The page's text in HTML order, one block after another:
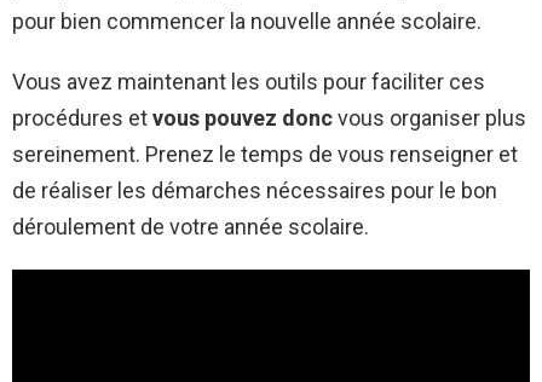
pour bien commencer la nouvelle année scolaire.
Vous avez maintenant les outils pour faciliter ces
procédures etvous pouvez doncvous organiser plus
sereinement. Prenez le temps de vous renseigner et
de réaliser les démarches nécessaires pour le bon
déroulement de votre année scolaire.